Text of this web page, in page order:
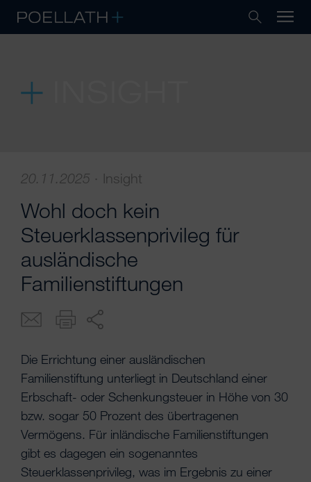
20.11.2025 · Insight
Wohl doch kein
Steuerklassenprivileg für
ausländische
Familienstiftungen
Die Errichtung einer ausländischen
Familienstiftung unterliegt in Deutschland einer
Erbschaft- oder Schenkungsteuer in Höhe von 30
bzw. sogar 50 Prozent des übertragenen
Vermögens. Für inländische Familienstiftungen
gibt es dagegen ein sogenanntes
Steuerklassenprivileg, was im Ergebnis zu einer